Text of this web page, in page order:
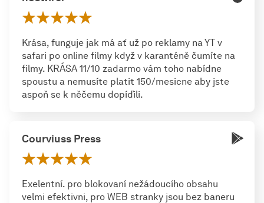
Krása, funguje jak má ať už po reklamy na YT v
safari po online filmy když v karanténě čumíte na
filmy. KRÁSA 11/10 zadarmo vám toho nabídne
spoustu a nemusíte platit 150/mesicne aby jste
aspoň se k něčemu dopíďili.
Courviuss Press
Exelentní. pro blokovaní nežádoucího obsahu
velmi efektivni, pro WEB stranky jsou bez baneru